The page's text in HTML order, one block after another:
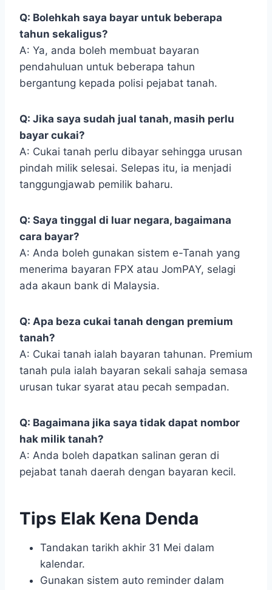
Q: Bolehkah saya bayar untuk beberapa
tahun sekaligus?
A: Ya, anda boleh membuat bayaran
pendahuluan untuk beberapa tahun
bergantung kepada polisi pejabat tanah.
Q: Jika saya sudah jual tanah, masih perlu
bayar cukai?
A: Cukai tanah perlu dibayar sehingga urusan
pindah milik selesai. Selepas itu, ia menjadi
tanggungjawab pemilik baharu.
Q: Saya tinggal di luar negara, bagaimana
cara bayar?
A: Anda boleh gunakan sistem e-Tanah yang
menerima bayaran FPX atau JomPAY, selagi
ada akaun bank di Malaysia.
Q: Apa beza cukai tanah dengan premium
tanah?
A: Cukai tanah ialah bayaran tahunan. Premium
tanah pula ialah bayaran sekali sahaja semasa
urusan tukar syarat atau pecah sempadan.
Q: Bagaimana jika saya tidak dapat nombor
hak milik tanah?
A: Anda boleh dapatkan salinan geran di
pejabat tanah daerah dengan bayaran kecil.
Tips Elak Kena Denda
Tandakan tarikh akhir 31 Mei dalam
kalendar.
Gunakan sistem auto reminder dalam